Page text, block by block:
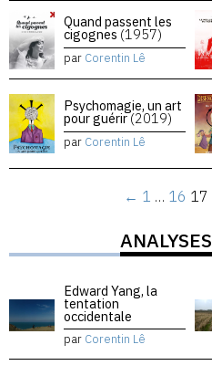
Quand passent les
cigognes (1957)
par Corentin Lê
Psychomagie, un art
pour guérir(2019)
par Corentin Lê
← 1 … 16 17
ANALYSES
Edward Yang, la
tentation
occidentale
par Corentin Lê